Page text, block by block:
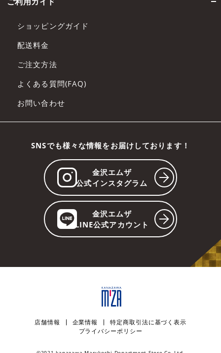
ショッピングガイド
配送料金
ご注文方法
よくある質問(FAQ)
お問い合わせ
SNSでも様々な情報をお届けしております！
金沢エムザ
公式インスタグラム
金沢エムザ
LINE公式アカウント
店舗情報 企業情報
特定商取引法に基づく表示
プライバシーポリシー